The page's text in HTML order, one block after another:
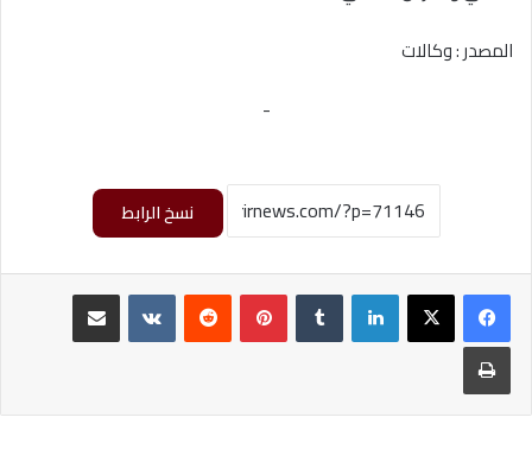
المصدر : وكالات
-
نسخ الرابط
لينكدإن بينتيريست
طباعة